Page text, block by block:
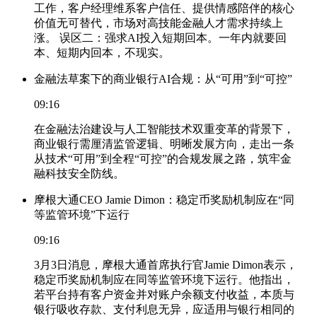
工作，客户经理维系客户信任、提供情感陪伴的核心
价值无可替代，市场对高技能金融人才需求持续上
涨。 误区二：强求AI投入短期回本。一年内就要回
本、短期内回本，不现实。
金融法草案下的商业银行AI合规：从“可用”到“可控”
09:16
在金融法治建设与人工智能技术双重变革的背景下，
商业银行需厘清监管逻辑、明晰发展方向，走出一条
从技术“可用”到全程“可控”的合规发展之路，筑牢金
融科技安全防线。
摩根大通CEO Jamie Dimon：稳定币奖励机制应在“同
等监管环境”下运行
09:16
3月3日消息，摩根大通首席执行官Jamie Dimon表示，
稳定币奖励机制应在同等监管环境下运行。他指出，
若平台持有客户资金并对账户余额支付收益，本质与
银行吸收存款、支付利息无异，应适用与银行相同的